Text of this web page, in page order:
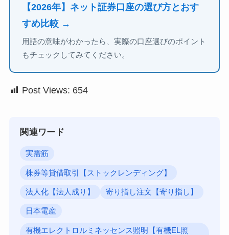
【2026年】ネット証券口座の選び方とおす
すめ比較 →
用語の意味がわかったら、実際の口座選びのポイント
もチェックしてみてください。
Post Views: 654
関連ワード
実需筋
株券等貸借取引【ストックレンディング】
法人化【法人成り】 寄り指し注文【寄り指し】
日本電産
有機エレクトロルミネッセンス照明【有機EL照